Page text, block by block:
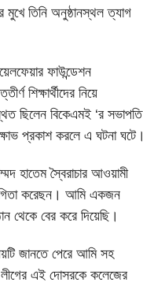
তিনি অনুষ্ঠানস্থল ত্যাগ
ফাউন্ডেশন
শিক্ষার্থীদের নিয়ে
ছিলেন বিকেএমই ‘র সভাপতি
প্রকাশ করলে এ ঘটনা ঘটে।
হাতেম স্বৈরাচার আওয়ামী
করেছন। আমি একজন
থেকে বের করে দিয়েছি।
জানতে পেরে আমি সহ
লীগের এই দোসরকে কলেজের